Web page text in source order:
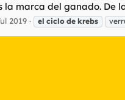
la marca del ganado. De
2019 el ciclo de krebs